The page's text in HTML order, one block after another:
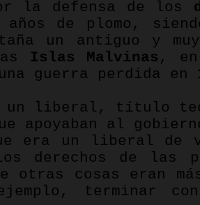
la defensa de los
de plomo,
un antiguo y
Islas Malvinas ,
guerra perdida en
un liberal, título
apoyaban al
era un liberal de
de las
otras cosas eran
terminar